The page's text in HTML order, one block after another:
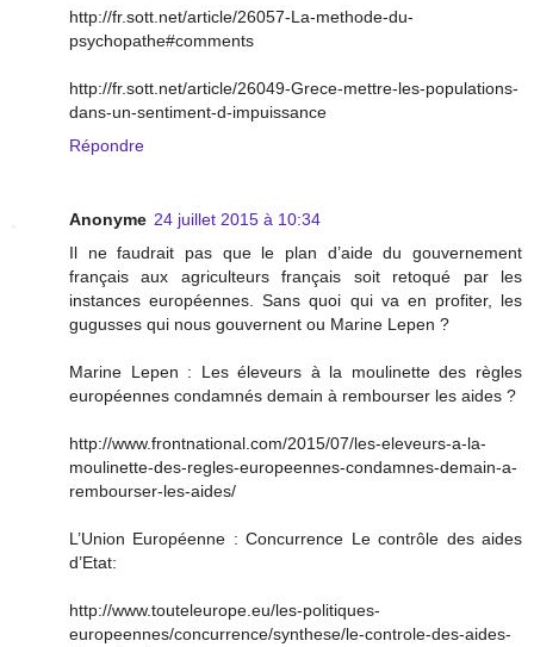
http://fr.sott.net/article/26057-La-methode-du-
psychopathe#comments
http://fr.sott.net/article/26049-Grece-mettre-les-populations-
dans-un-sentiment-d-impuissance
Répondre
Anonyme 24 juillet 2015 à 10:34
Il ne faudrait pas que le plan d’aide du gouvernement
français aux agriculteurs français soit retoqué par les
instances européennes. Sans quoi qui va en profiter, les
gugusses qui nous gouvernent ou Marine Lepen ?
Marine Lepen : Les éleveurs à la moulinette des règles
européennes condamnés demain à rembourser les aides ?
http://www.frontnational.com/2015/07/les-eleveurs-a-la-
moulinette-des-regles-europeennes-condamnes-demain-a-
rembourser-les-aides/
L’Union Européenne : Concurrence Le contrôle des aides
d’Etat:
http://www.touteleurope.eu/les-politiques-
europeennes/concurrence/synthese/le-controle-des-aides-